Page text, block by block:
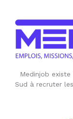
Medinjob
Sud à recruter